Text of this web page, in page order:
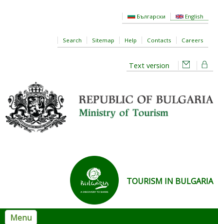
Български English
Search Sitemap Help Contacts Careers
Text version
TOURISM IN BULGARIA
Menu